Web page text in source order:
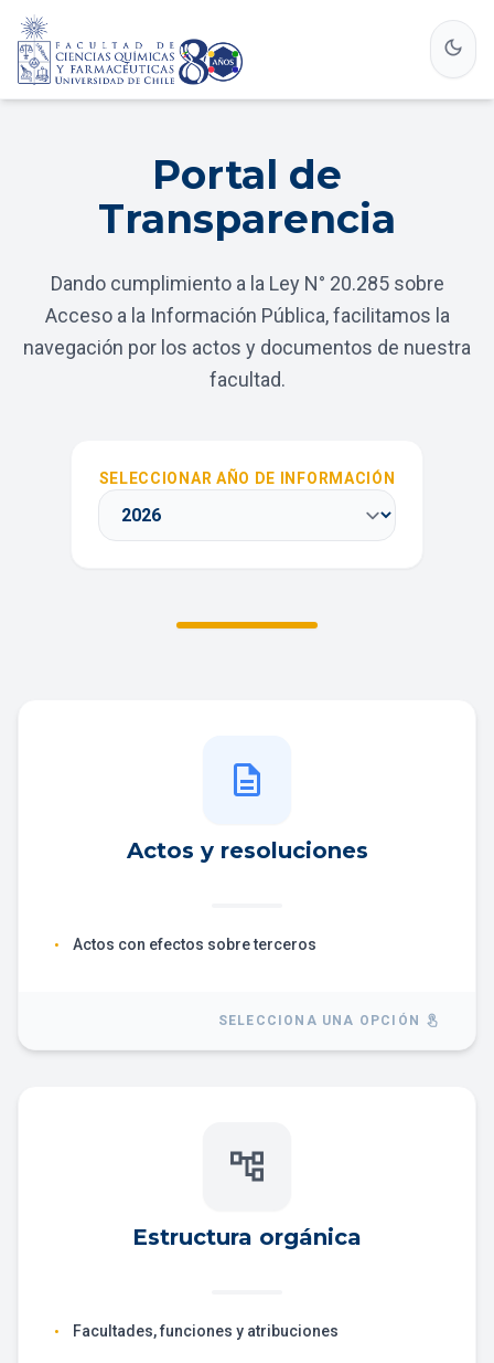
dark_mode
Portal de
Transparencia
Dando cumplimiento a la Ley N° 20.285 sobre
Acceso a la Información Pública, facilitamos la
navegación por los actos y documentos de nuestra
facultad.
SELECCIONAR AÑO DE INFORMACIÓN
description
Actos y resoluciones
• Actos con efectos sobre terceros
SELECCIONA UNA OPCIÓN touch_app
account_tree
Estructura orgánica
• Facultades, funciones y atribuciones